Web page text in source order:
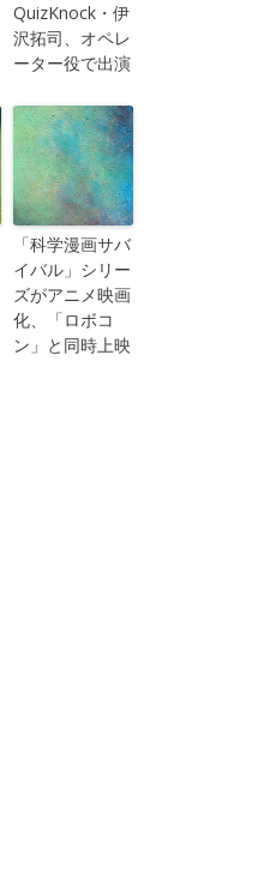
QuizKnock・伊
沢拓司、オペレ
ーター役で出演
「科学漫画サバ
イバル」シリー
ズがアニメ映画
化、「ロボコ
ン」と同時上映